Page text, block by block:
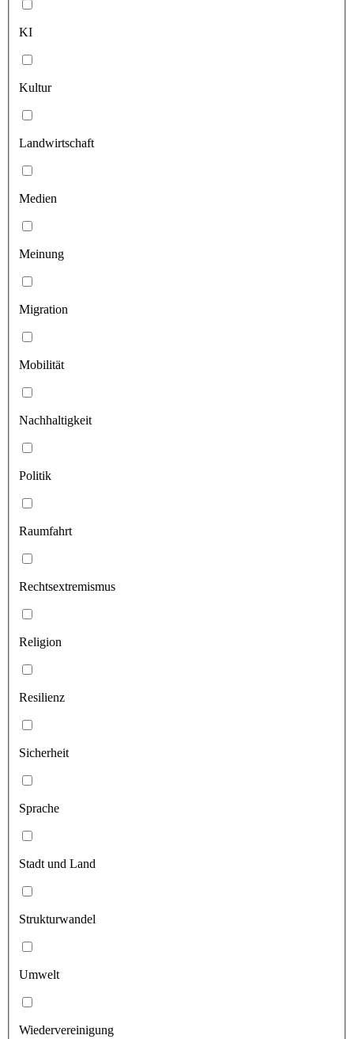
KI
Kultur
Landwirtschaft
Medien
Meinung
Migration
Mobilität
Nachhaltigkeit
Politik
Raumfahrt
Rechtsextremismus
Religion
Resilienz
Sicherheit
Sprache
Stadt und Land
Strukturwandel
Umwelt
Wiedervereinigung